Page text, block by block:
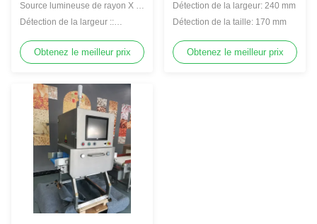
Source lumineuse de rayon X ::
150W/100KV
Détection de la largeur ::
Obtenez le meilleur prix
Détection de la largeur: 240 mm
Détection de la taille: 170 mm
Obtenez le meilleur prix